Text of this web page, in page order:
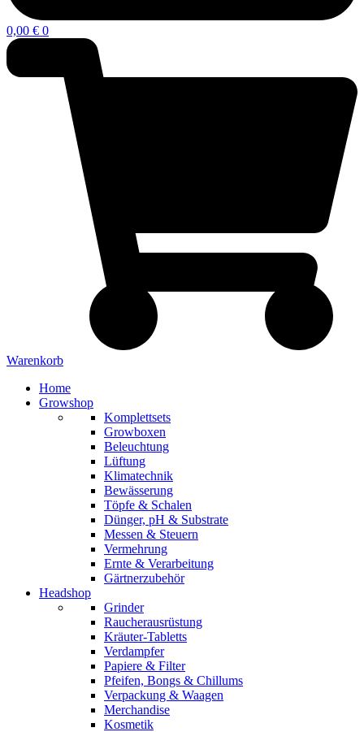
0,00 € 0
Warenkorb
Home
Growshop
Komplettsets
Growboxen
Beleuchtung
Lüftung
Klimatechnik
Bewässerung
Töpfe & Schalen
Dünger, pH & Substrate
Messen & Steuern
Vermehrung
Ernte & Verarbeitung
Gärtnerzubehör
Headshop
Grinder
Raucherausrüstung
Kräuter-Tabletts
Verdampfer
Papiere & Filter
Pfeifen, Bongs & Chillums
Verpackung & Waagen
Merchandise
Kosmetik